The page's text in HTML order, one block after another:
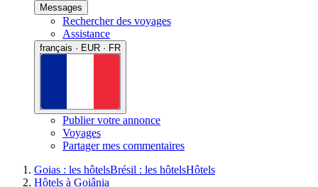
Messages
Rechercher des voyages
Assistance
français · EUR · FR
Publier votre annonce
Voyages
Partager mes commentaires
Goias : les hôtelsBrésil : les hôtelsHôtels
Hôtels à Goiânia